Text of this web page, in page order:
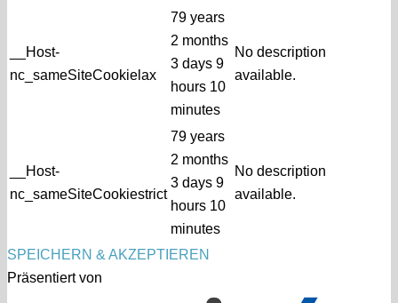
__Host-
nc_sameSiteCookielax
79 years
2 months
3 days 9
hours 10
minutes
No description
available.
__Host-
nc_sameSiteCookiestrict
79 years
2 months
3 days 9
hours 10
minutes
No description
available.
SPEICHERN & AKZEPTIEREN
Präsentiert von